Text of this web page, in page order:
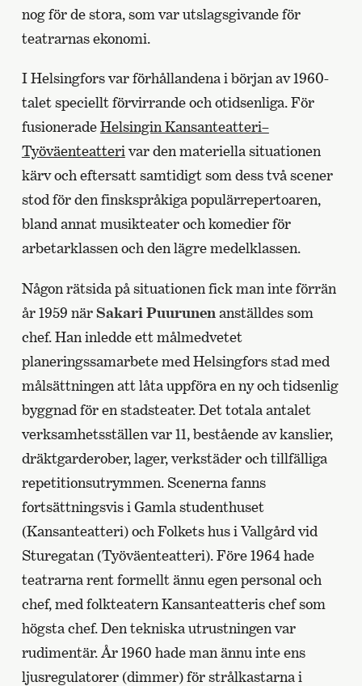
nog för de stora, som var utslagsgivande för
teatrarnas ekonomi.
I Helsingfors var förhållandena i början av 1960-
talet speciellt förvirrande och otidsenliga. För
fusioneradeHelsingin Kansanteatteri–
Työväenteatterivar den materiella situationen
kärv och eftersatt samtidigt som dess två scener
stod för den finskspråkiga populärrepertoaren,
bland annat musikteater och komedier för
arbetarklassen och den lägre medelklassen.
Någon rätsida på situationen fick man inte förrän
år 1959 närSakari Puurunen anställdes som
chef. Han inledde ett målmedvetet
planeringssamarbete med Helsingfors stad med
målsättningen att låta uppföra en ny och tidsenlig
byggnad för en stadsteater. Det totala antalet
verksamhetsställen var 11, bestående av kanslier,
dräktgarderober, lager, verkstäder och tillfälliga
repetitionsutrymmen. Scenerna fanns
fortsättningsvis i Gamla studenthuset
(Kansanteatteri) och Folkets hus i Vallgård vid
Sturegatan (Työväenteatteri). Före 1964 hade
teatrarna rent formellt ännu egen personal och
chef, med folkteatern Kansanteatteris chef som
högsta chef. Den tekniska utrustningen var
rudimentär. År 1960 hade man ännu inte ens
ljusregulatorer (dimmer) för strålkastarna i